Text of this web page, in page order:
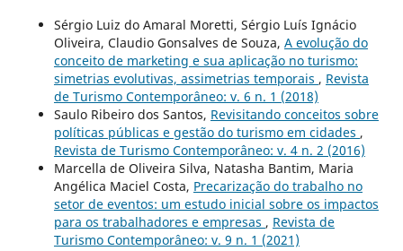
Sérgio Luiz do Amaral Moretti, Sérgio Luís Ignácio
Oliveira, Claudio Gonsalves de Souza, A evolução do
conceito de marketing e sua aplicação no turismo:
simetrias evolutivas, assimetrias temporais , Revista
de Turismo Contemporâneo: v. 6 n. 1 (2018)
Saulo Ribeiro dos Santos, Revisitando conceitos sobre
políticas públicas e gestão do turismo em cidades ,
Revista de Turismo Contemporâneo: v. 4 n. 2 (2016)
Marcella de Oliveira Silva, Natasha Bantim, Maria
Angélica Maciel Costa, Precarização do trabalho no
setor de eventos: um estudo inicial sobre os impactos
para os trabalhadores e empresas , Revista de
Turismo Contemporâneo: v. 9 n. 1 (2021)